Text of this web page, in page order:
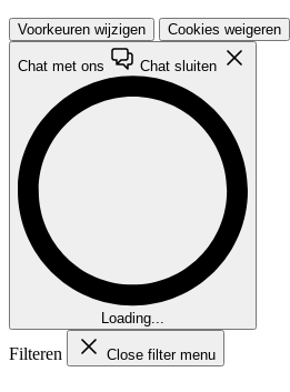
Voorkeuren wijzigen Cookies weigeren
Chat met ons Chat sluiten
Loading...
Filteren Close filter menu